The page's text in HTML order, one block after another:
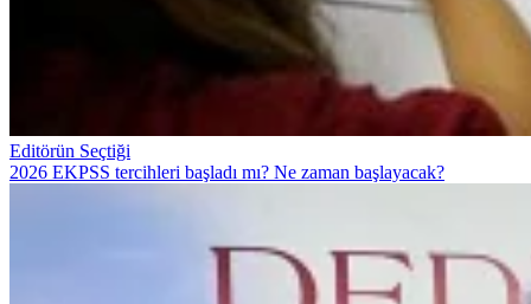
Editörün Seçtiği
2026 EKPSS tercihleri başladı mı? Ne zaman başlayacak?